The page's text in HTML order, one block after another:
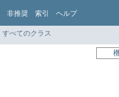
非推奨 索引 ヘルプ
すべてのクラス